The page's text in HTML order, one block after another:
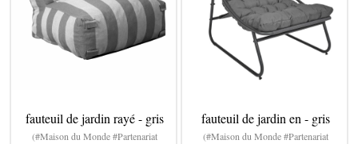
fauteuil de jardin rayé - gris
(#Maison du Monde #Partenariat
fauteuil de jardin en - gris
(#Maison du Monde #Partenariat